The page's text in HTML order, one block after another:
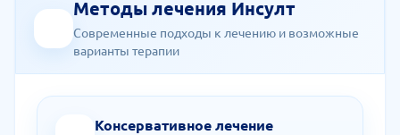
Методы лечения Инсулт
Современные подходы к лечению и возможные
варианты терапии
Консервативное лечение